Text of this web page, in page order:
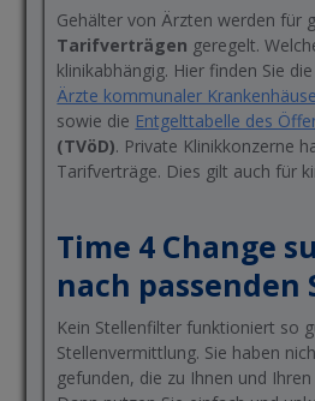
Gehälter von Ärzten werden für
Tarifverträgen geregelt.
klinikabhängig. Hier finden Sie die
Ärzte kommunaler
sowie die Entgelttabelle des
(TVöD). Private Klinikkonzerne
Tarifverträge. Dies gilt auch für
Time 4 Change
nach passenden
Kein Stellenfilter funktioniert so
Stellenvermittlung. Sie haben
gefunden, die zu Ihnen und